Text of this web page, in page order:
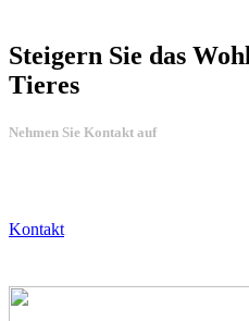
Steigern Sie das
Tieres
Nehmen Sie Kontakt auf
Kontakt